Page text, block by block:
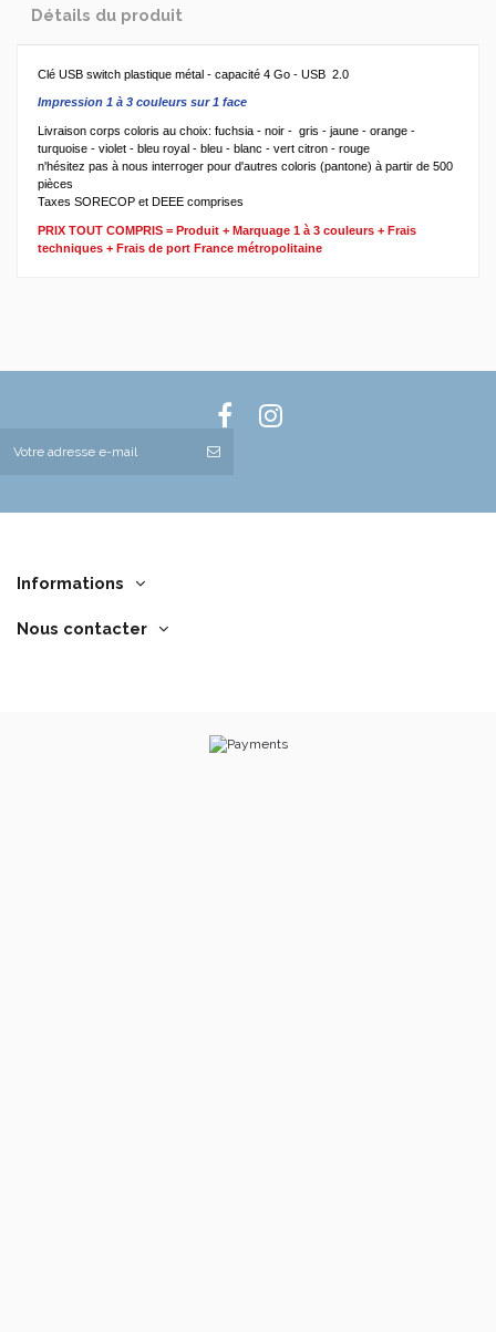
Détails du produit
Clé USB switch plastique métal - capacité 4 Go - USB 2.0
Impression 1 à 3 couleurs sur 1 face
Livraison corps coloris au choix: fuchsia - noir - gris - jaune - orange -
turquoise - violet - bleu royal - bleu - blanc - vert citron - rouge
n'hésitez pas à nous interroger pour d'autres coloris (pantone) à partir de 500
pièces
Taxes SORECOP et DEEE comprises
PRIX TOUT COMPRIS = Produit + Marquage 1 à 3 couleurs + Frais
techniques + Frais de port France métropolitaine
Informations
Nous contacter